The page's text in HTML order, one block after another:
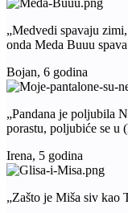
„Medvedi spavaju
onda Meda Buuu
Bojan, 6 godina
„Pandana je poljubila
porastu, poljubiće se u
Irena, 5 godina
„Zašto je Miša siv kao